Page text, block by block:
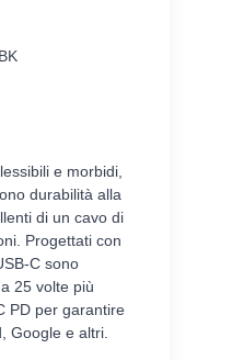
e morbidi,
durabilità alla
di un cavo di
Progettati con
C sono
25 volte più
PD per garantire
Google e altri.